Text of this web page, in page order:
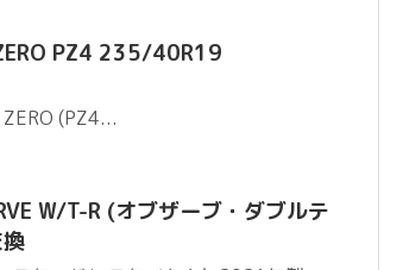
PZ4 235/40R19
(PZ4...
W/T-R (オブザーブ・ダブルテ